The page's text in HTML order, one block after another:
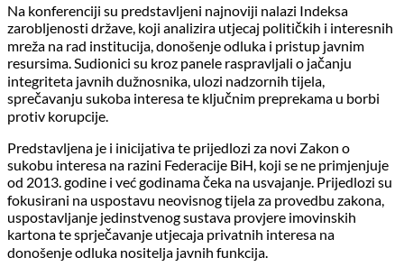
Na konferenciji su predstavljeni najnoviji nalazi Indeksa
zarobljenosti države, koji analizira utjecaj političkih i interesnih
mreža na rad institucija, donošenje odluka i pristup javnim
resursima. Sudionici su kroz panele raspravljali o jačanju
integriteta javnih dužnosnika, ulozi nadzornih tijela,
sprečavanju sukoba interesa te ključnim preprekama u borbi
protiv korupcije.
Predstavljena je i inicijativa te prijedlozi za novi Zakon o
sukobu interesa na razini Federacije BiH, koji se ne primjenjuje
od 2013. godine i već godinama čeka na usvajanje. Prijedlozi su
fokusirani na uspostavu neovisnog tijela za provedbu zakona,
uspostavljanje jedinstvenog sustava provjere imovinskih
kartona te sprječavanje utjecaja privatnih interesa na
donošenje odluka nositelja javnih funkcija.